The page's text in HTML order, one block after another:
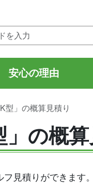
安心の理由
型」の概算見積り
の概
見積りができま